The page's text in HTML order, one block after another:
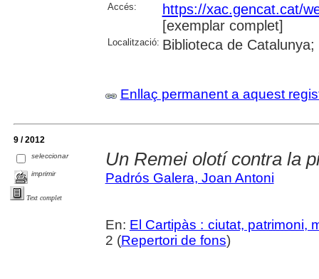
Accés:
https://xac.gencat.cat/
[exemplar complet]
Localització: Biblioteca de
Enllaç permanent a aquest
9 / 2012
seleccionar
imprimir
Text complet
Un Remei olotí contra la
Padrós Galera, Joan Antoni
En: El Cartipàs : ciutat, patrimoni,
2 (Repertori de fons)